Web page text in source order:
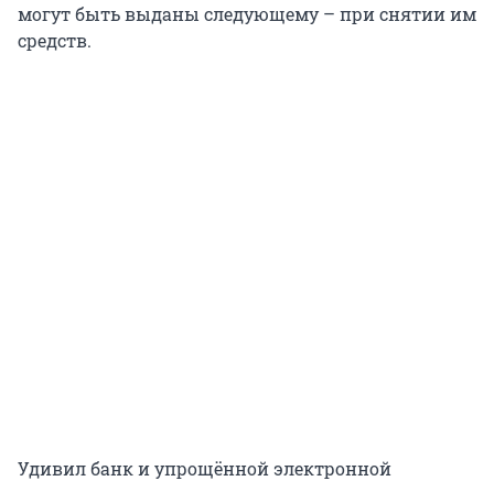
могут быть выданы следующему – при снятии им
средств.
Удивил банк и упрощённой электронной